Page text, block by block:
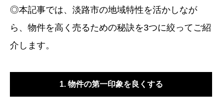
◎本記事では、淡路市の地域特性を活かしなが
ら、物件を高く売るための秘訣を3つに絞ってご紹
介します。
1. 物件の第一印象を良くする